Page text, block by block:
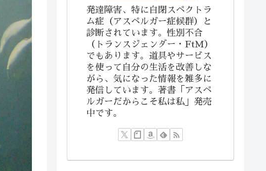
発達障害、特に自閉スペクトラ
ム症（アスペルガー症候群）と
診断されています。性別不合
（トランスジェンダー・FtM）
でもあります。道具やサービス
を使って自分の生活を改善しな
がら、気になった情報を雑多に
発信しています。著書「アスペ
ルガーだからこそ私は私」発売
中です。